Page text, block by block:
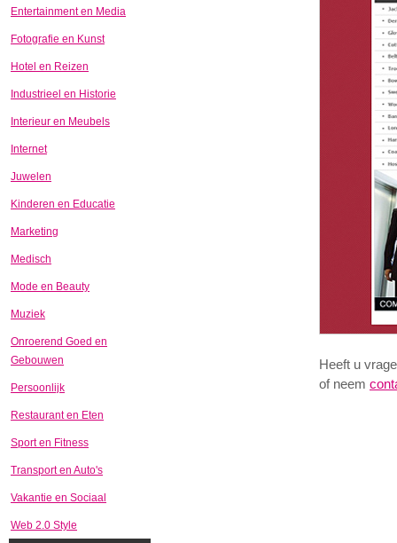
Entertainment en Media
Fotografie en Kunst
Hotel en Reizen
Industrieel en Historie
Interieur en Meubels
Internet
Juwelen
Kinderen en Educatie
Marketing
Medisch
Mode en Beauty
Muziek
Onroerend Goed en
Gebouwen
Persoonlijk
Restaurant en Eten
Sport en Fitness
Transport en Auto's
Vakantie en Sociaal
Web 2.0 Style
Heeft u
of neem